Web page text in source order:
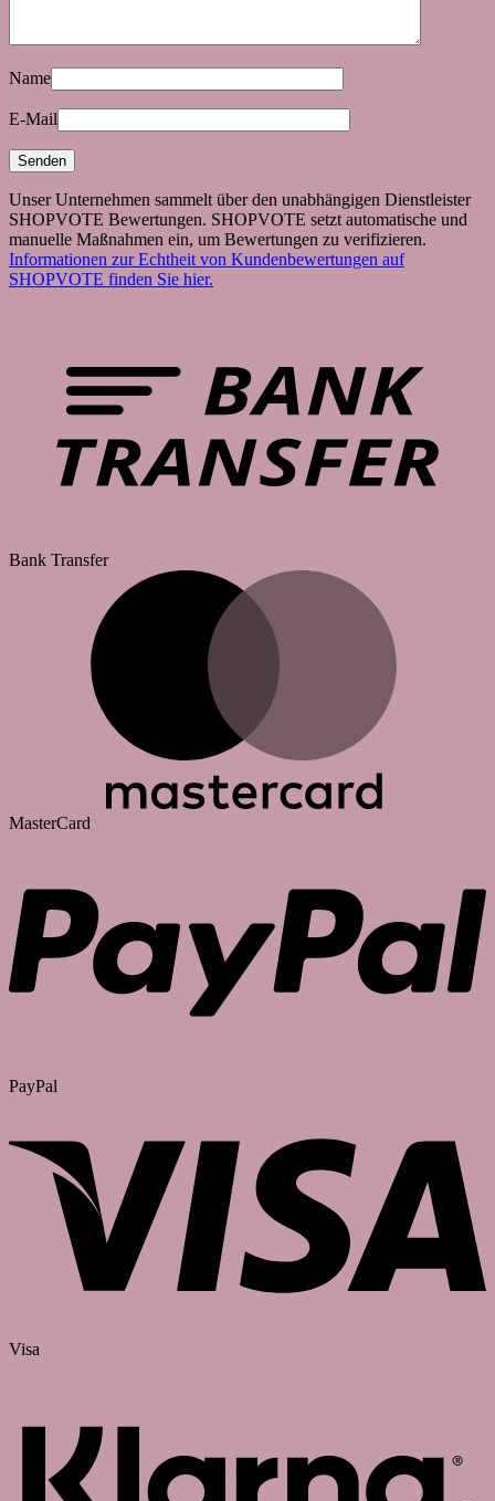
Name
E-Mail
Unser Unternehmen sammelt über den unabhängigen Dienstleister
SHOPVOTE Bewertungen. SHOPVOTE setzt automatische und
manuelle Maßnahmen ein, um Bewertungen zu verifizieren.
Informationen zur Echtheit von Kundenbewertungen auf
SHOPVOTE finden Sie hier.
Bank Transfer
MasterCard
PayPal
Visa